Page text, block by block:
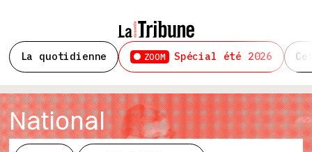
La quotidienne ZOOM Spécial été 2026
National